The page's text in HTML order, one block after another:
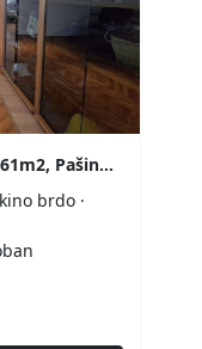
Odličan 3.0 stan sa dvorištem, 61m2, Pašino brdo
brdo ·